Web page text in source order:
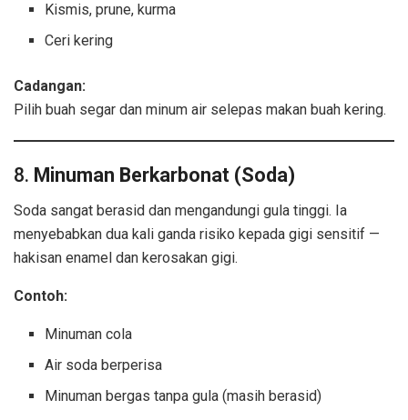
Kismis, prune, kurma
Ceri kering
Cadangan:
Pilih buah segar dan minum air selepas makan buah kering.
8. Minuman Berkarbonat (Soda)
Soda sangat berasid dan mengandungi gula tinggi. Ia
menyebabkan dua kali ganda risiko kepada gigi sensitif —
hakisan enamel dan kerosakan gigi.
Contoh:
Minuman cola
Air soda berperisa
Minuman bergas tanpa gula (masih berasid)